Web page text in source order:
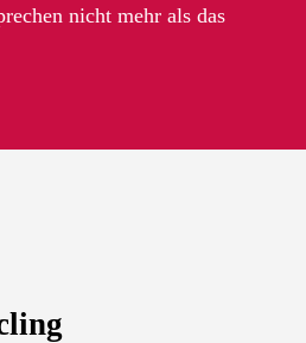
nicht mehr als das